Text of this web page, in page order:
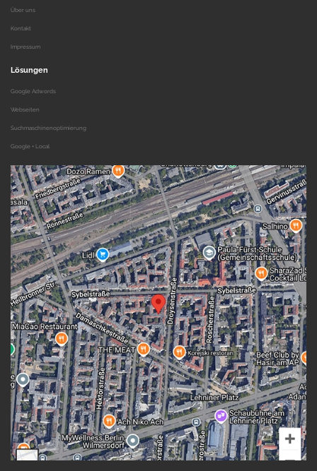
Über uns
Kontakt
Impressum
Lösungen
Google Adwords
Webseiten
Suchmaschinenoptimierung
Google + Local